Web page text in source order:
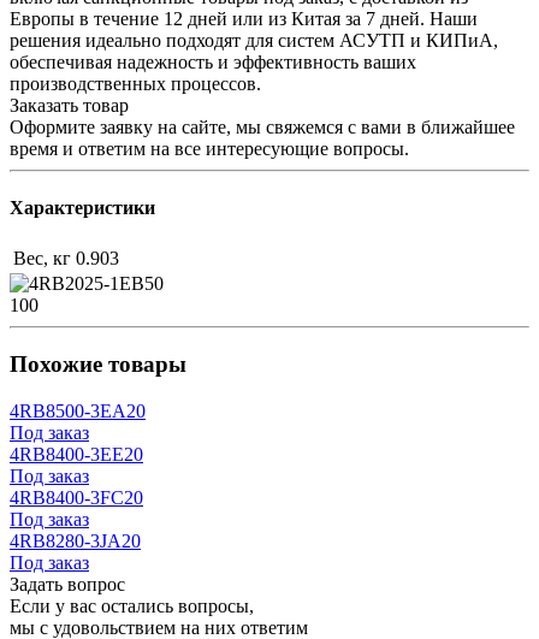
Европы в течение 12 дней или из Китая за 7 дней. Наши
решения идеально подходят для систем АСУТП и КИПиА,
обеспечивая надежность и эффективность ваших
производственных процессов.
Заказать товар
Оформите заявку на сайте, мы свяжемся с вами в ближайшее
время и ответим на все интересующие вопросы.
Характеристики
Вес, кг 0.903
100
Похожие товары
4RB8500-3EA20
Под заказ
4RB8400-3EE20
Под заказ
4RB8400-3FC20
Под заказ
4RB8280-3JA20
Под заказ
Задать вопрос
Если у вас остались вопросы,
мы с удовольствием на них ответим